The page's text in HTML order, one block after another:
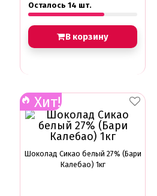
Осталось 14 шт.
В корзину
Хит!
Шоколад Сикао белый 27% (Бари
Калебао) 1кг